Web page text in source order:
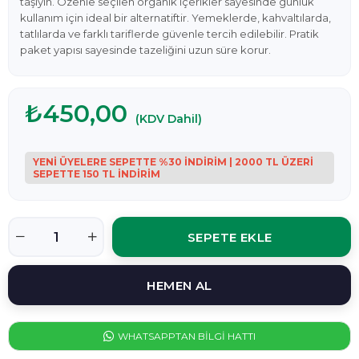
kullanım için ideal bir alternatiftir. Yemeklerde, kahvaltılarda,
tatlılarda ve farklı tariflerde güvenle tercih edilebilir. Pratik
paket yapısı sayesinde tazeliğini uzun süre korur.
₺450,00 (KDV Dahil)
WHATSAPPTAN BİLGİ HATTI